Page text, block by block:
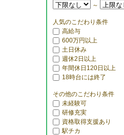
～
人気のこだわり条件
高給与
600万円以上
土日休み
週休2日以上
年間休日120日以上
18時台には終了
その他のこだわり条件
未経験可
研修充実
資格取得支援あり
駅チカ